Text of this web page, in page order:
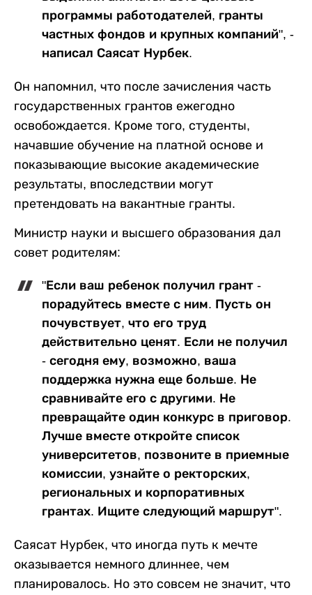
программы работодателей, гранты
частных фондов и крупных компаний", -
написал Саясат Нурбек.
Он напомнил, что после зачисления часть
государственных грантов ежегодно
освобождается. Кроме того, студенты,
начавшие обучение на платной основе и
показывающие высокие академические
результаты, впоследствии могут
претендовать на вакантные гранты.
Министр науки и высшего образования дал
совет родителям:
"Если ваш ребенок получил грант -
порадуйтесь вместе с ним. Пусть он
почувствует, что его труд
действительно ценят. Если не получил
- сегодня ему, возможно, ваша
поддержка нужна еще больше. Не
сравнивайте его с другими. Не
превращайте один конкурс в приговор.
Лучше вместе откройте список
университетов, позвоните в приемные
комиссии, узнайте о ректорских,
региональных и корпоративных
грантах. Ищите следующий маршрут".
Саясат Нурбек, что иногда путь к мечте
оказывается немного длиннее, чем
планировалось. Но это совсем не значит, что